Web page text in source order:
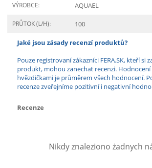
VÝROBCE: AQUAEL
PRŮTOK (L/H): 100
Jaké jsou zásady recenzí produktů?
Pouze registrovaní zákazníci FERA.SK, kteří si
produkt, mohou zanechat recenzi.
hvězdičkami je průměrem všech hodnocení.
recenze zveřejníme pozitivní i negativní
Recenze
Nikdy znaleziono żadnych